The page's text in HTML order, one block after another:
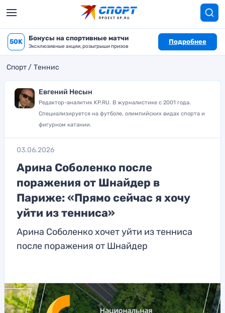
50K Бонусы на спортивные матчи
Эксклюзивные акции, розыгрыши призов
Подробнее
Спорт Теннис
Евгений Несын
Редактор-аналитик KP.RU. В журналистике с 2001 года.
Специализируется на футболе, олимпийских видах спорта и
фигурном катании.
03.06.2026
Арина Соболенко после
поражения от Шнайдер в
Париже: «Прямо сейчас я хочу
уйти из тенниса»
Арина Соболенко хочет уйти из тенниса
после поражения от Шнайдер